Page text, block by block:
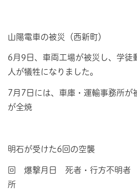
山陽電車の被災（西新町）
6月9日、車両工場が被災し、学徒
人が犠牲になりました。
7月7日には、車庫・運輸事務所が
が全焼
明石が受けた6回の空襲
回 爆撃月日 死者・行方不明者
所